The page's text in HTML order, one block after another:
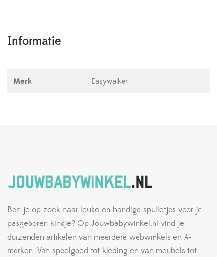
Informatie
Merk Easywalker
Ben je op zoek naar leuke en handige spulletjes voor je
pasgeboren kindje? Op Jouwbabywinkel.nl vind je
duizenden artikelen van meerdere webwinkels en A-
merken. Van speelgoed tot kleding en van meubels tot